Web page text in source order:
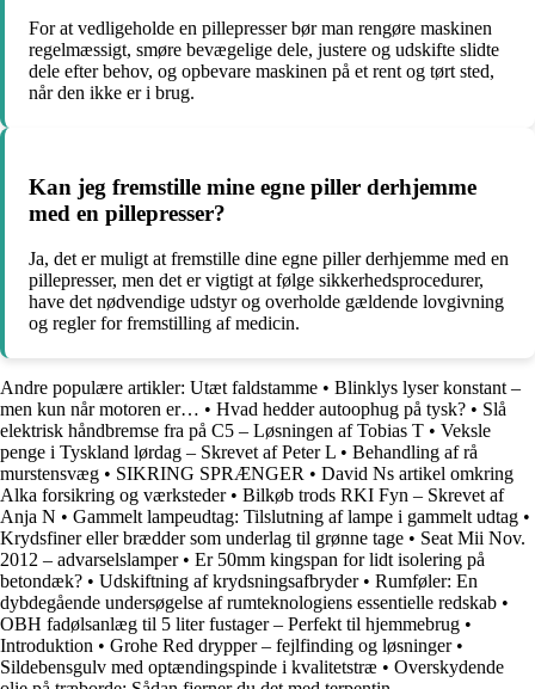
For at vedligeholde en pillepresser bør man rengøre maskinen
regelmæssigt, smøre bevægelige dele, justere og udskifte slidte
dele efter behov, og opbevare maskinen på et rent og tørt sted,
når den ikke er i brug.
Kan jeg fremstille mine egne piller derhjemme
med en pillepresser?
Ja, det er muligt at fremstille dine egne piller derhjemme med en
pillepresser, men det er vigtigt at følge sikkerhedsprocedurer,
have det nødvendige udstyr og overholde gældende lovgivning
og regler for fremstilling af medicin.
Andre populære artikler: Utæt faldstamme • Blinklys lyser konstant –
men kun når motoren er… • Hvad hedder autoophug på tysk? • Slå
elektrisk håndbremse fra på C5 – Løsningen af Tobias T • Veksle
penge i Tyskland lørdag – Skrevet af Peter L • Behandling af rå
murstensvæg • SIKRING SPRÆNGER • David Ns artikel omkring
Alka forsikring og værksteder• Bilkøb trods RKI Fyn – Skrevet af
Anja N • Gammelt lampeudtag: Tilslutning af lampe i gammelt udtag •
Krydsfiner eller brædder som underlag til grønne tage • Seat Mii Nov.
2012 – advarselslamper• Er 50mm kingspan for lidt isolering på
betondæk? • Udskiftning af krydsningsafbryder• Rumføler: En
dybdegående undersøgelse af rumteknologiens essentielle redskab •
OBH fadølsanlæg til 5 liter fustager – Perfekt til hjemmebrug •
Introduktion • Grohe Red drypper – fejlfinding og løsninger•
Sildebensgulv med optændingspinde i kvalitetstræ • Overskydende